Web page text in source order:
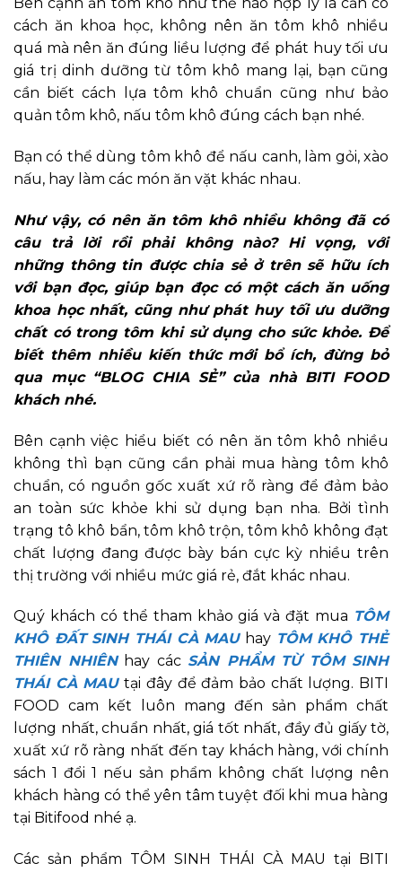
cách ăn khoa học, không nên ăn tôm khô nhiều
quá mà nên ăn đúng liều lượng để phát huy tối ưu
giá trị dinh dưỡng từ tôm khô mang lại, bạn cũng
cần biết cách lựa tôm khô chuẩn cũng như bảo
quản tôm khô, nấu tôm khô đúng cách bạn nhé.
Bạn có thể dùng tôm khô để nấu canh, làm gỏi, xào
nấu, hay làm các món ăn vặt khác nhau.
Như vậy, có nên ăn tôm khô nhiều không đã có
câu trả lời rồi phải không nào? Hi vọng, với
những thông tin được chia sẻ ở trên sẽ hữu ích
với bạn đọc, giúp bạn đọc có một cách ăn uống
khoa học nhất, cũng như phát huy tối ưu dưỡng
chất có trong tôm khi sử dụng cho sức khỏe. Để
biết thêm nhiều kiến thức mới bổ ích, đừng bỏ
qua mục “BLOG CHIA SẺ” của nhà BITI FOOD
khách nhé.
Bên cạnh việc hiểu biết có nên ăn tôm khô nhiều
không thì bạn cũng cần phải mua hàng tôm khô
chuẩn, có nguồn gốc xuất xứ rõ ràng để đảm bảo
an toàn sức khỏe khi sử dụng bạn nha. Bởi tình
trạng tô khô bẩn, tôm khô trộn, tôm khô không đạt
chất lượng đang được bày bán cực kỳ nhiều trên
thị trường với nhiều mức giá rẻ, đắt khác nhau.
Quý khách có thể tham khảo giá và đặt mua TÔM
KHÔ ĐẤT SINH THÁI CÀ MAUhay TÔM KHÔ THẺ
THIÊN NHIÊNhay các SẢN PHẨM TỪ TÔM SINH
THÁI CÀ MAUtại đây để đảm bảo chất lượng. BITI
FOOD cam kết luôn mang đến sản phẩm chất
lượng nhất, chuẩn nhất, giá tốt nhất, đầy đủ giấy tờ,
xuất xứ rõ ràng nhất đến tay khách hàng, với chính
sách 1 đổi 1 nếu sản phẩm không chất lượng nên
khách hàng có thể yên tâm tuyệt đối khi mua hàng
tại Bitifood nhé ạ.
Các sản phẩm TÔM SINH THÁI CÀ MAU tại BITI